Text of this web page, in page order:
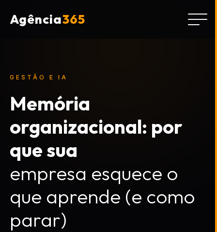
Agência365
GESTÃO E IA
Memória
organizacional: por
que sua
empresa esquece o
que aprende (e como
parar)